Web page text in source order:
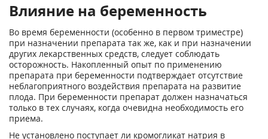
Влияние на беременность
Во время беременности (особенно в первом триместре)
при назначении препарата так же, как и при назначении
других лекарственных средств, следует соблюдать
осторожность. Накопленный опыт по применению
препарата при беременности подтверждает отсутствие
неблагоприятного воздействия препарата на развитие
плода. При беременности препарат должен назначаться
только в тех случаях, когда очевидна необходимость его
приема.
Не установлено поступает ли кромогликат натрия в